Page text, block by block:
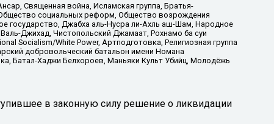
Священная война, Исламская группа, Братья-
социальных реформ, Общество возрождения
государство, Джабха аль-Нусра ли-Ахль аш-Шам, Народное
Джихад, Чистопольский Джамаат, Рохнамо ба суи
Socialism/White Power, Артподготовка, Религиозная группа
добровольческий батальон имени Номана
Батал-Хаджи Белхороев, Маньяки Культ Убийц, Молодёжь
в законную силу решение о ликвидации